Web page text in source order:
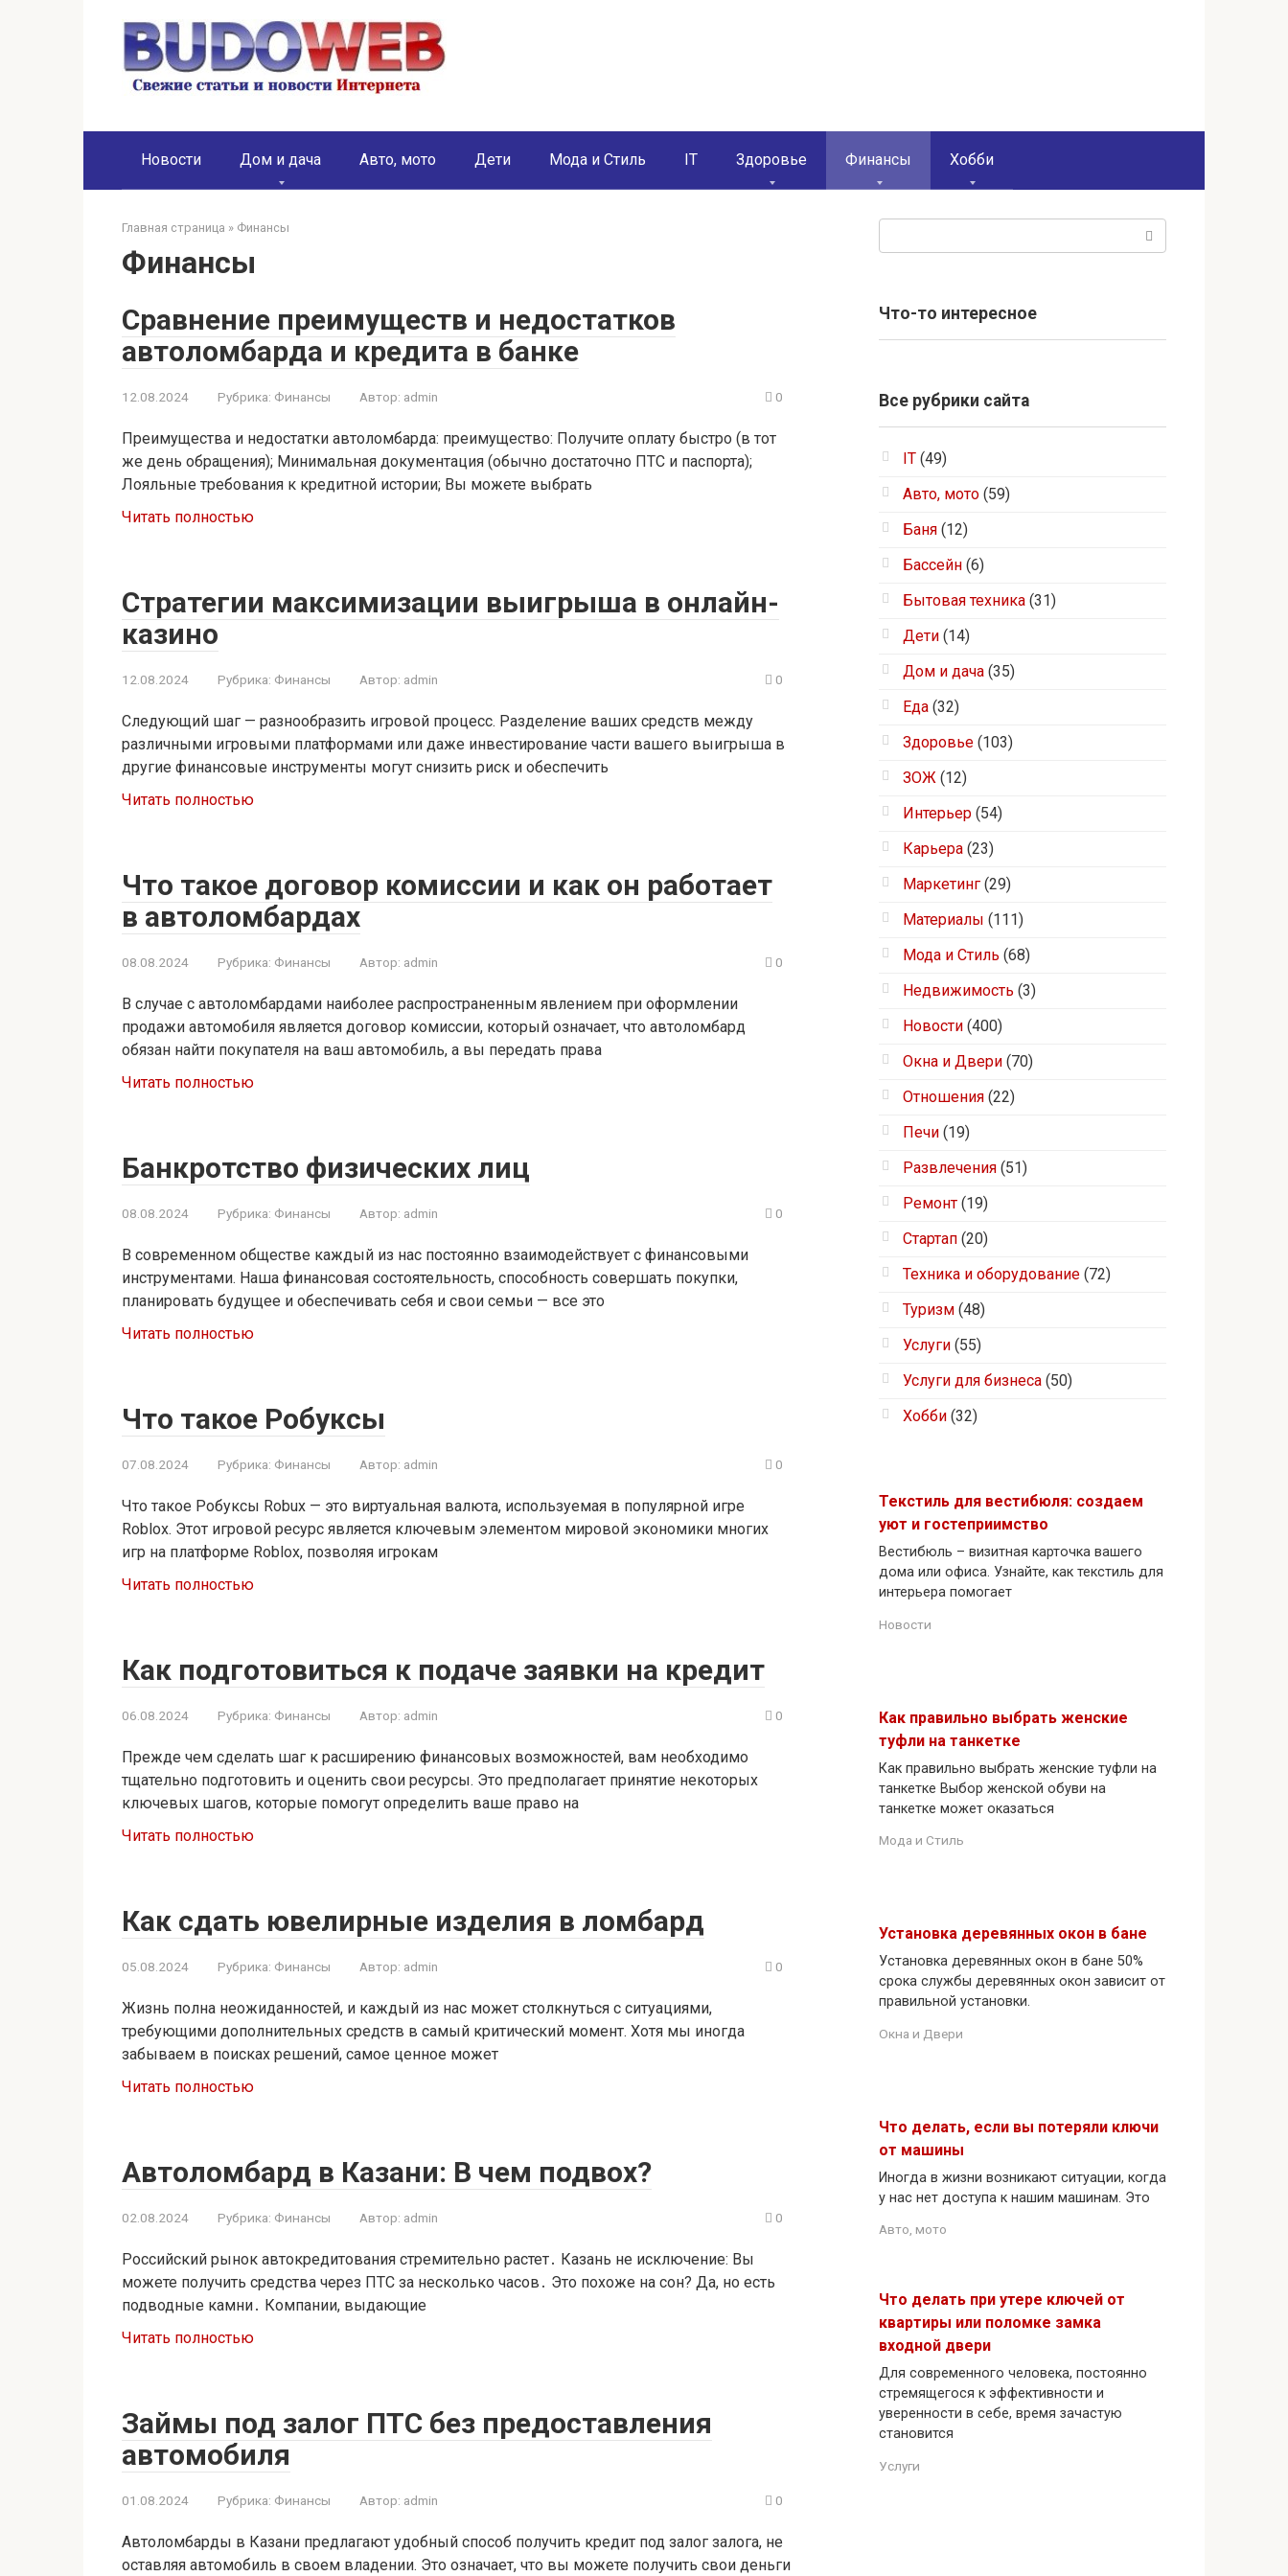
Новости Дом и дача Авто, мото Дети Мода и Стиль IT Здоровье Финансы Хобби
Главная страница » Финансы
Финансы
Сравнение преимуществ и недостатков
автоломбарда и кредита в банке
12.08.2024 Рубрика: Финансы Автор: admin 0
Преимущества и недостатки автоломбарда: преимущество: Получите оплату быстро (в тот
же день обращения); Минимальная документация (обычно достаточно ПТС и паспорта);
Лояльные требования к кредитной истории; Вы можете выбрать
Читать полностью
Стратегии максимизации выигрыша в онлайн-
казино
12.08.2024 Рубрика: Финансы Автор: admin 0
Следующий шаг — разнообразить игровой процесс. Разделение ваших средств между
различными игровыми платформами или даже инвестирование части вашего выигрыша в
другие финансовые инструменты могут снизить риск и обеспечить
Читать полностью
Что такое договор комиссии и как он работает
в автоломбардах
08.08.2024 Рубрика: Финансы Автор: admin 0
В случае с автоломбардами наиболее распространенным явлением при оформлении
продажи автомобиля является договор комиссии, который означает, что автоломбард
обязан найти покупателя на ваш автомобиль, а вы передать права
Читать полностью
Банкротство физических лиц
08.08.2024 Рубрика: Финансы Автор: admin 0
В современном обществе каждый из нас постоянно взаимодействует с финансовыми
инструментами. Наша финансовая состоятельность, способность совершать покупки,
планировать будущее и обеспечивать себя и свои семьи — все это
Читать полностью
Что такое Робуксы
07.08.2024 Рубрика: Финансы Автор: admin 0
Что такое Робуксы Robux — это виртуальная валюта, используемая в популярной игре
Roblox. Этот игровой ресурс является ключевым элементом мировой экономики многих
игр на платформе Roblox, позволяя игрокам
Читать полностью
Как подготовиться к подаче заявки на кредит
06.08.2024 Рубрика: Финансы Автор: admin 0
Прежде чем сделать шаг к расширению финансовых возможностей, вам необходимо
тщательно подготовить и оценить свои ресурсы. Это предполагает принятие некоторых
ключевых шагов, которые помогут определить ваше право на
Читать полностью
Как сдать ювелирные изделия в ломбард
05.08.2024 Рубрика: Финансы Автор: admin 0
Жизнь полна неожиданностей, и каждый из нас может столкнуться с ситуациями,
требующими дополнительных средств в самый критический момент. Хотя мы иногда
забываем в поисках решений, самое ценное может
Читать полностью
Автоломбард в Казани: В чем подвох?​
02.08.2024 Рубрика: Финансы Автор: admin 0
Российский рынок автокредитования стремительно растет․ Казань не исключение: Вы
можете получить средства через ПТС за несколько часов․ Это похоже на сон? ​Да, но есть
подводные камни․ Компании, выдающие
Читать полностью
Займы под залог ПТС без предоставления
автомобиля
01.08.2024 Рубрика: Финансы Автор: admin 0
Автоломбарды в Казани предлагают удобный способ получить кредит под залог залога, не
оставляя автомобиль в своем владении. Это означает, что вы можете получить свои деньги
Что-то интересное
Все рубрики сайта
IT (49)
Авто, мото (59)
Баня (12)
Бассейн (6)
Бытовая техника (31)
Дети (14)
Дом и дача (35)
Еда (32)
Здоровье (103)
ЗОЖ (12)
Интерьер (54)
Карьера (23)
Маркетинг (29)
Материалы (111)
Мода и Стиль (68)
Недвижимость (3)
Новости (400)
Окна и Двери (70)
Отношения (22)
Печи (19)
Развлечения (51)
Ремонт (19)
Стартап (20)
Техника и оборудование (72)
Туризм (48)
Услуги (55)
Услуги для бизнеса (50)
Хобби (32)
Текстиль для вестибюля: создаем
уют и гостеприимство
Вестибюль – визитная карточка вашего
дома или офиса. Узнайте, как текстиль для
интерьера помогает
Новости
Как правильно выбрать женские
туфли на танкетке
Как правильно выбрать женские туфли на
танкетке Выбор женской обуви на
танкетке может оказаться
Мода и Стиль
Установка деревянных окон в бане
Установка деревянных окон в бане 50%
срока службы деревянных окон зависит от
правильной установки.
Окна и Двери
Что делать, если вы потеряли ключи
от машины
Иногда в жизни возникают ситуации, когда
у нас нет доступа к нашим машинам. Это
Авто, мото
Что делать при утере ключей от
квартиры или поломке замка
входной двери
Для современного человека, постоянно
стремящегося к эффективности и
уверенности в себе, время зачастую
становится
Услуги